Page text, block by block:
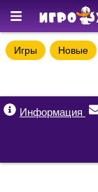
Игры Новые
Информация